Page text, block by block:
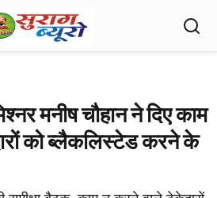
मनीष चौहान ने दिए काम
को ब्लैकलिस्टेड करने के